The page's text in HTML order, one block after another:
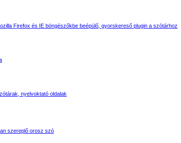
Firefox és IE böngészőkbe beépülő, gyorskereső plugin a szótárhoz
nyelvoktató oldalak
szereplő orosz szó